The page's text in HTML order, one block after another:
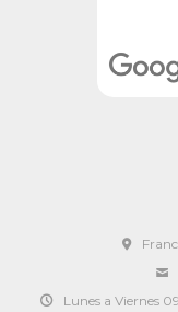
Lunes a Viernes